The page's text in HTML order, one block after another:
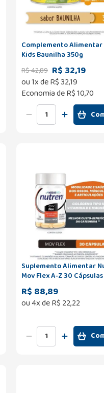
Complemento
Kids Baunilha 350g
R$42,89 R$ 32,19
ou1x deR$32,19
Economia deR$ 10,70
Suplemento Alimentar
Mov Flex A-Z 30 Cápsulas
R$ 88,89
ou4x deR$ 22,22